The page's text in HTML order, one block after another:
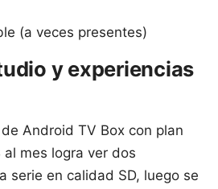
(a veces presentes)
y experiencias
Android TV Box con plan
al mes logra ver dos
serie en calidad SD, luego se